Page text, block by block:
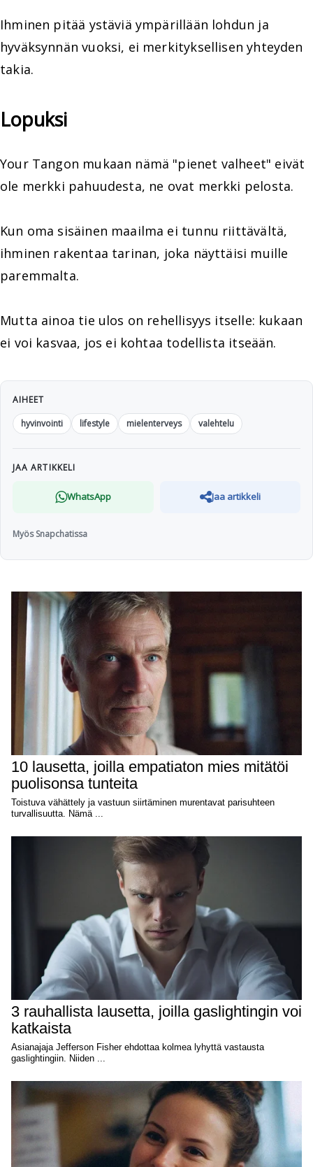
Ihminen pitää ystäviä ympärillään lohdun ja
hyväksynnän vuoksi, ei merkityksellisen yhteyden
takia.
Lopuksi
Your Tangon mukaan nämä "pienet valheet" eivät
ole merkki pahuudesta, ne ovat merkki pelosta.
Kun oma sisäinen maailma ei tunnu riittävältä,
ihminen rakentaa tarinan, joka näyttäisi muille
paremmalta.
Mutta ainoa tie ulos on rehellisyys itselle: kukaan
ei voi kasvaa, jos ei kohtaa todellista itseään.
AIHEET
hyvinvointi
lifestyle mielenterveys valehtelu
JAA ARTIKKELI
WhatsApp Jaa artikkeli
Myös Snapchatissa